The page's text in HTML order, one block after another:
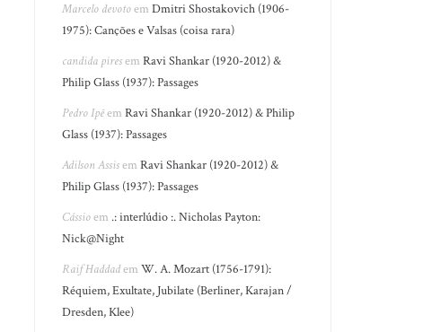
Marcelo devotoemDmitri Shostakovich (1906-
1975): Canções e Valsas (coisa rara)
candida piresemRavi Shankar (1920-2012) &
Philip Glass (1937): Passages
Pedro IpêemRavi Shankar (1920-2012) & Philip
Glass (1937): Passages
Adilson AssisemRavi Shankar (1920-2012) &
Philip Glass (1937): Passages
Cássioem .: interlúdio :. Nicholas Payton:
Nick@Night
Raif HaddademW. A. Mozart (1756-1791):
Réquiem, Exultate, Jubilate (Berliner, Karajan /
Dresden, Klee)